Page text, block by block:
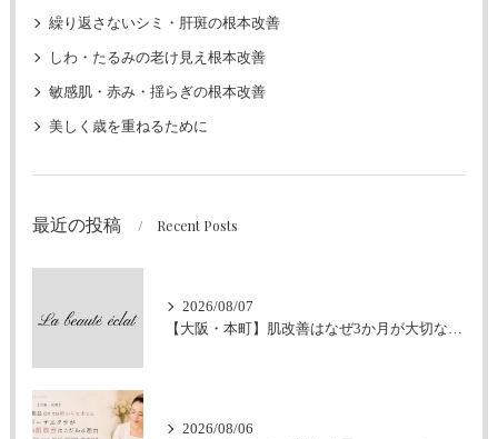
繰り返さないシミ・肝斑の根本改善
しわ・たるみの老け見え根本改善
敏感肌・赤み・揺らぎの根本改善
美しく歳を重ねるために
最近の投稿 Recent Posts
2026/08/07
【大阪・本町】肌改善はなぜ3か月が大切なの？｜シミ・肝斑・敏感肌改善専門サロン
2026/08/06